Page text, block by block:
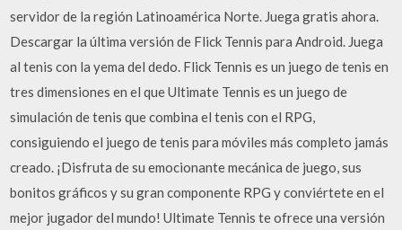
servidor de la región Latinoamérica Norte. Juega gratis ahora.
Descargar la última versión de Flick Tennis para Android. Juega
al tenis con la yema del dedo. Flick Tennis es un juego de tenis en
tres dimensiones en el que Ultimate Tennis es un juego de
simulación de tenis que combina el tenis con el RPG,
consiguiendo el juego de tenis para móviles más completo jamás
creado. ¡Disfruta de su emocionante mecánica de juego, sus
bonitos gráficos y su gran componente RPG y conviértete en el
mejor jugador del mundo! Ultimate Tennis te ofrece una versión